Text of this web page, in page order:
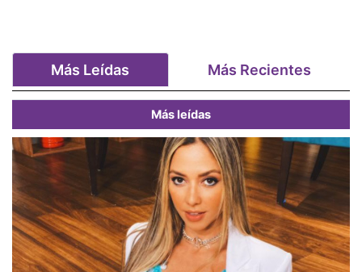
Más Leídas Más Recientes
Más leídas